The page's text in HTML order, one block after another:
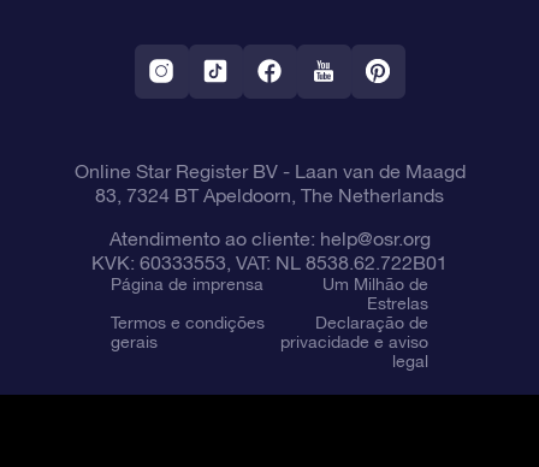
Aplicativo RV Fly me to the stars
Constelações
Online Star Register BV- Laan van de Maagd
83, 7324 BT Apeldoorn, The Netherlands
Atendimento ao cliente: help@osr.org
KVK: 60333553, VAT: NL 8538.62.722B01
Página de imprensa
Um Milhão de
Estrelas
Termos e condições
gerais
Declaração de
privacidade e aviso
legal